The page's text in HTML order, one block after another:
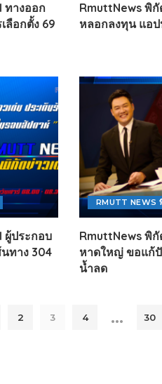
ทางออก
ลือกตั้ง 69
RmuttNews พิกั
หลอกลงทุน แอ
ผู้ประกอบ
นทาง 304
RMUTT NEWS
RmuttNews พิ
หาดใหญ่ ขอแก้
น้ำลด
2 3 4 … 30